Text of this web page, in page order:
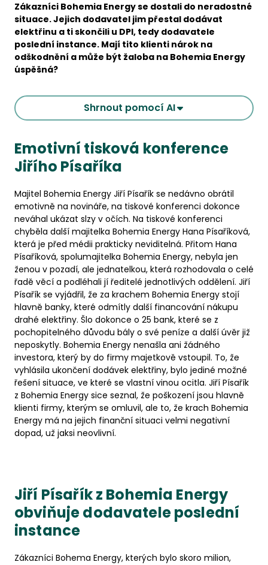
Zákazníci Bohemia Energy se dostali do neradostné
situace. Jejich dodavatel jim přestal dodávat
elektřinu a ti skončili u DPI, tedy dodavatele
poslední instance. Mají tito klienti nárok na
odškodnění a může být žaloba na Bohemia Energy
úspěšná?
Shrnout pomocí AI
Emotivní tisková konference
Jiřího Písaříka
Majitel Bohemia Energy Jiří Písařík se nedávno obrátil
emotivně na novináře, na tiskové konferenci dokonce
neváhal ukázat slzy v očích. Na tiskové konferenci
chyběla další majitelka Bohemia Energy Hana Písaříková,
která je před médii prakticky neviditelná. Přitom Hana
Písaříková, spolumajitelka Bohemia Energy, nebyla jen
ženou v pozadí, ale jednatelkou, která rozhodovala o celé
řadě věcí a podléhali jí ředitelé jednotlivých oddělení. Jiří
Písařík se vyjádřil, že za krachem Bohemia Energy stojí
hlavně banky, které odmítly další financování nákupu
drahé elektřiny. Šlo dokonce o 25 bank, které se z
pochopitelného důvodu bály o své peníze a další úvěr již
neposkytly. Bohemia Energy nenašla ani žádného
investora, který by do firmy majetkově vstoupil. To, že
vyhlásila ukončení dodávek elektřiny, bylo jediné možné
řešení situace, ve které se vlastní vinou ocitla. Jiří Písařík
z Bohemia Energy sice seznal, že poškození jsou hlavně
klienti firmy, kterým se omluvil, ale to, že krach Bohemia
Energy má na jejich finanční situaci velmi negativní
dopad, už jaksi neovlivní.
Jiří Písařík z Bohemia Energy
obviňuje dodavatele poslední
instance
Zákazníci Bohema Energy, kterých bylo skoro milion,